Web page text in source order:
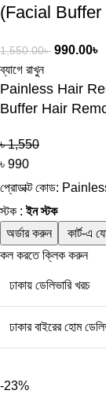
(Facial
1,550.00৳ 990.00৳
ব্যাগে রাখুন
Painless Hair
Buffer Hair
৳ 1,550
৳ 990
প্রোডাক্ট কোড:
স্টক :ইন স্টক
কল করতে ক্লিক করুন
ঢাকায় ডেলিভারি খরচ
ঢাকার বাইরের হোম
-23%